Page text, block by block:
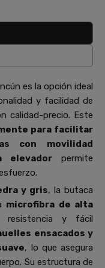
es la opción ideal
y facilidad de
calidad-precio. Este
para facilitar
con movilidad
elevadorpermite
y gris, la butaca
microfibra de alta
resistencia y fácil
ensacados y
, lo que asegura
Su estructura de